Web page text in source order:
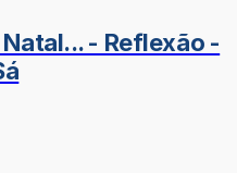
- Reflexão -